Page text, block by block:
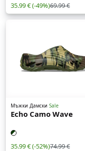
35.99 €(-49%)69.99 €
Мъжки Дамски Sale
Echo Camo Wave
35.99 €(-52%)74.99 €